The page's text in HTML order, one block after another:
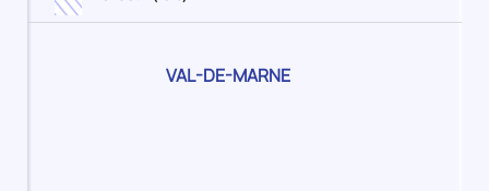
Pour
VAL-DE-MARNE